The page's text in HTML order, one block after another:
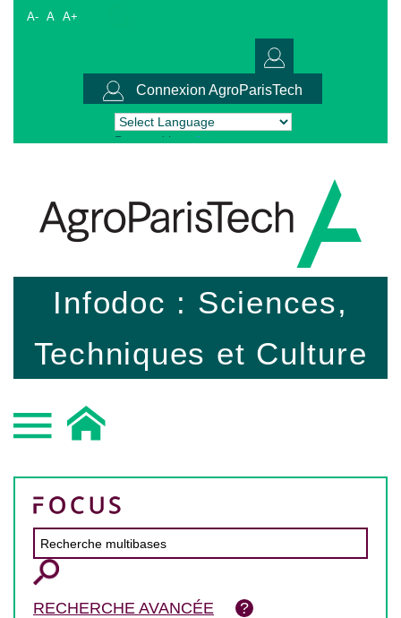
A- A A+
Connexion AgroParisTech
Powered by Translate
Infodoc : Sciences,
Techniques et Culture
RECHERCHE AVANCÉE